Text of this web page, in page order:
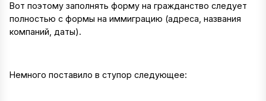
Вот поэтому заполнять форму на гражданство следует
полностью с формы на иммиграцию (адреса, названия
компаний, даты).
Немного поставило в ступор следующее: